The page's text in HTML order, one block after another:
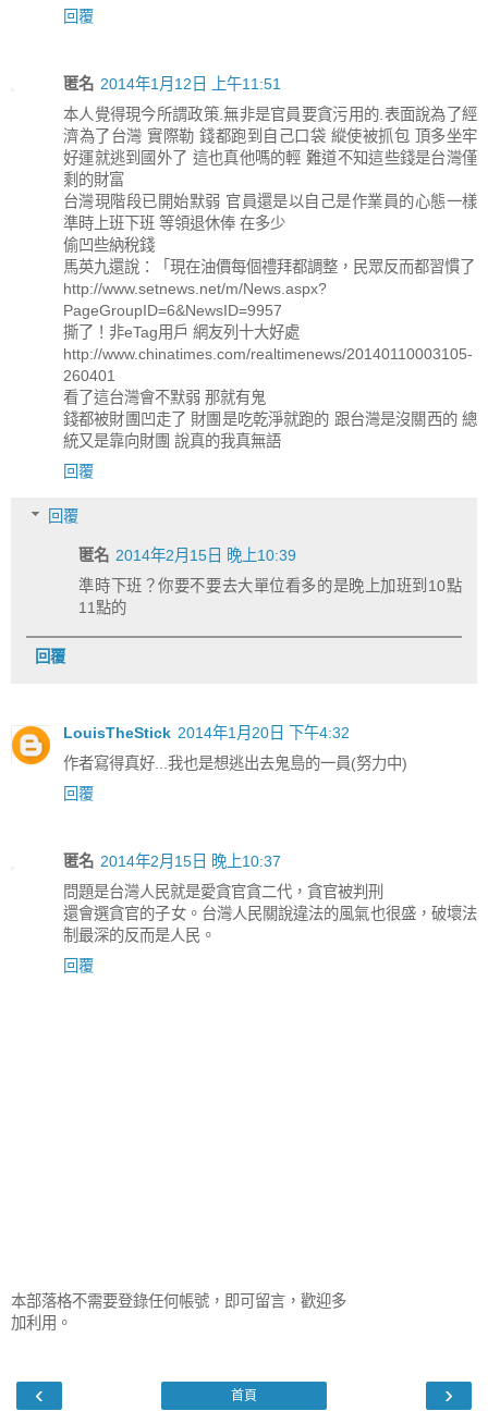
回覆
匿名 2014年1月12日 上午11:51
本人覺得現今所謂政策.無非是官員要貪污用的.表面說為了經
濟為了台灣 實際勒 錢都跑到自己口袋 縱使被抓包 頂多坐牢
好運就逃到國外了 這也真他嗎的輕 難道不知這些錢是台灣僅
剩的財富
台灣現階段已開始默弱 官員還是以自己是作業員的心態一樣
準時上班下班 等領退休俸 在多少
偷凹些納稅錢
馬英九還說：「現在油價每個禮拜都調整，民眾反而都習慣了
http://www.setnews.net/m/News.aspx?
PageGroupID=6&NewsID=9957
撕了！非eTag用戶 網友列十大好處
http://www.chinatimes.com/realtimenews/20140110003105-
260401
看了這台灣會不默弱 那就有鬼
錢都被財團凹走了 財團是吃乾淨就跑的 跟台灣是沒關西的 總
統又是靠向財團 說真的我真無語
回覆
回覆
匿名 2014年2月15日 晚上10:39
準時下班？你要不要去大單位看多的是晚上加班到10點
11點的
回覆
LouisTheStick 2014年1月20日 下午4:32
作者寫得真好...我也是想逃出去鬼島的一員(努力中)
回覆
匿名 2014年2月15日 晚上10:37
問題是台灣人民就是愛貪官貪二代，貪官被判刑
還會選貪官的子女。台灣人民關說違法的風氣也很盛，破壞法
制最深的反而是人民。
回覆
本部落格不需要登錄任何帳號，即可留言，歡迎多
加利用。
‹ ›
首頁